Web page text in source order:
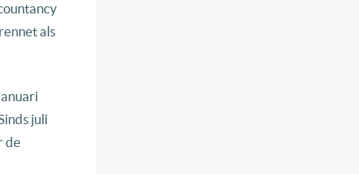
als
juli
de